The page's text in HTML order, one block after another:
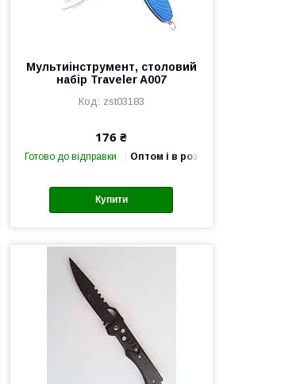
Мультиінструмент, столовий
набір Traveler A007
zst03183
176 ₴
Готово до відправки Оптом і в роздріб
Купити